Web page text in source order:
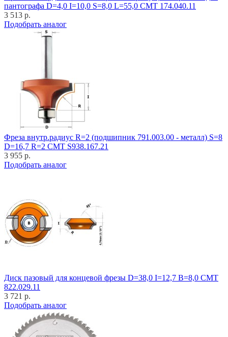
пантографа D=4,0 I=10,0 S=8,0 L=55,0 CMT 174.040.11
3 513 р.
Подобрать аналог
Фреза внутр.радиус R=2 (подшипник 791.003.00 - металл) S=8
D=16,7 R=2 CMT S938.167.21
3 955 р.
Подобрать аналог
Диск пазовый для концевой фрезы D=38,0 I=12,7 B=8,0 CMT
822.029.11
3 721 р.
Подобрать аналог